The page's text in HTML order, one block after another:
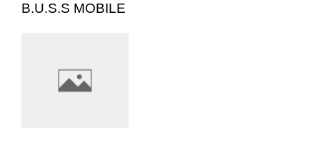
B.U.S.S MOBILE